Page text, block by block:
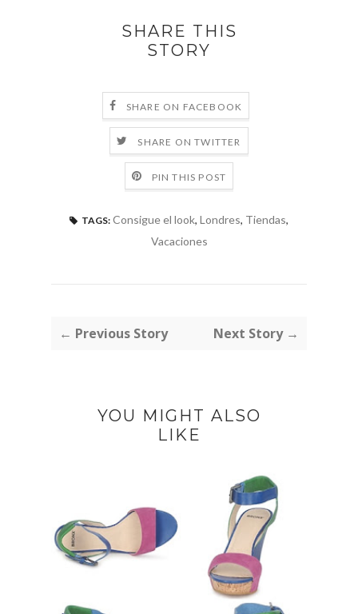
SHARE THIS
STORY
SHARE ON FACEBOOK
SHARE ON TWITTER
PIN THIS POST
TAGS: Consigue el look, Londres, Tiendas,
Vacaciones
← Previous Story Next Story →
YOU MIGHT ALSO
LIKE